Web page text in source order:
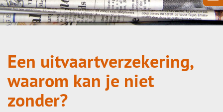
Een uitvaartverzekering,
waarom kan je niet
zonder?